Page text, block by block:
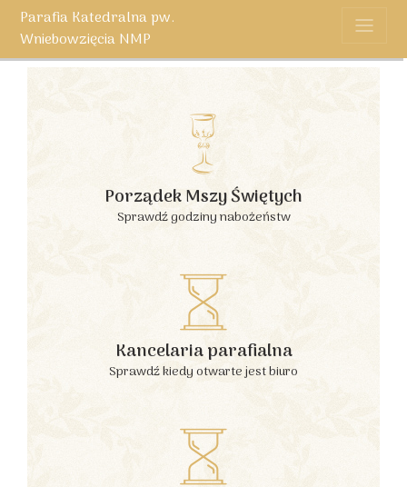
Parafia Katedralna pw.
Wniebowzięcia NMP
Porządek Mszy Świętych
Sprawdź godziny nabożeństw
Kancelaria parafialna
Sprawdź kiedy otwarte jest biuro